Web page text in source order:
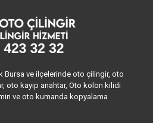
Bursa ve ilçelerinde oto çilingir, oto
oto kayıp anahtar, Oto kolon kilidi
ve oto kumanda kopyalama